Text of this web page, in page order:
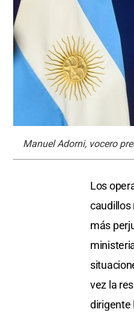
Manuel Adorni, vocero
Los
caudillos
más
vez la
dirigente